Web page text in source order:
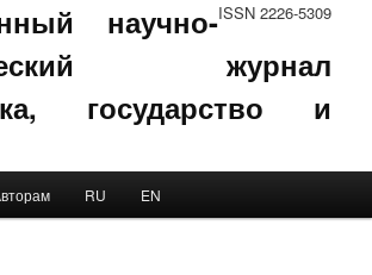
ISSN 2226-5309
научно-
журнал
государство и
content RU EN